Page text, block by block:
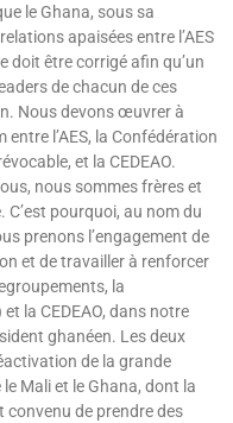
le Ghana, sous sa
apaisées entre l’AES
doit être corrigé afin qu’un
de chacun de ces
Nous devons œuvrer à
l’AES, la Confédération
et la CEDEAO.
nous sommes frères et
C’est pourquoi, au nom du
prenons l’engagement de
et de travailler à renforcer
la
la CEDEAO, dans notre
ghanéen. Les deux
de la grande
Mali et le Ghana, dont la
convenu de prendre des